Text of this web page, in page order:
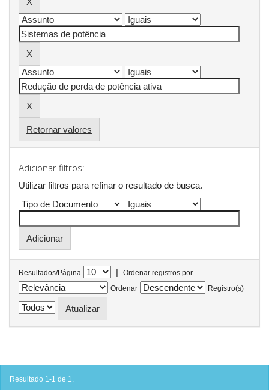
Retornar valores
Adicionar filtros:
Utilizar filtros para refinar o resultado de busca.
Resultados/Página |
Ordenar registros por
Ordenar
Registro(s)
Resultado 1-1 de 1.